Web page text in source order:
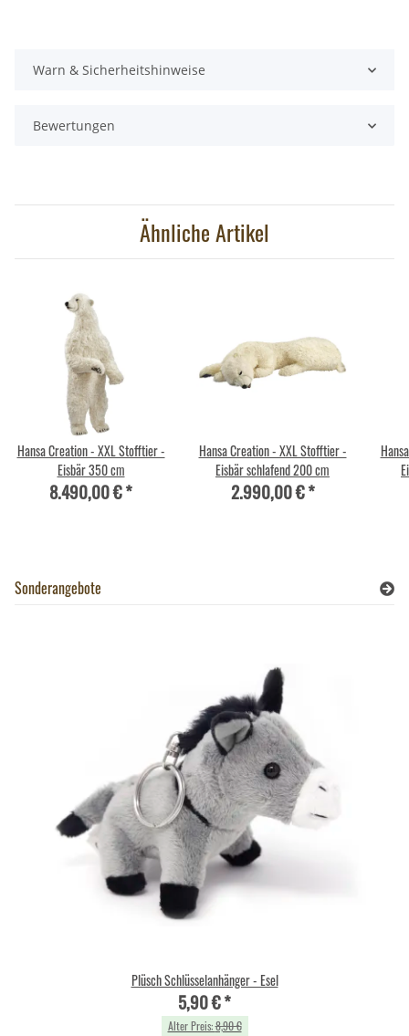
Warn & Sicherheitshinweise
Bewertungen
Ähnliche Artikel
Hansa Creation - XXL Stofftier -
Eisbär 350 cm
8.490,00 €*
Hansa Creation - XXL Stofftier -
Eisbär schlafend 200 cm
2.990,00 €*
Sonderangebote
Plüsch Schlüsselanhänger - Esel
5,90 €*
Alter Preis:8,90 €